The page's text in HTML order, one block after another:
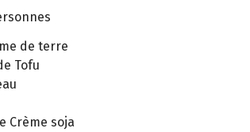
de terre
Tofu
Crème soja